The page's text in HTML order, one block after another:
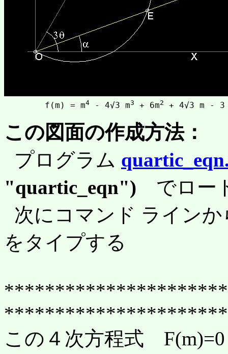
	f(m) = m
4 - 4√3 m3 + 6m2
この図面の作成方法：
プログラム
"quartic_eqn") でロー
次にコマンド ライン
をタイプする
**********************
この４次方程式